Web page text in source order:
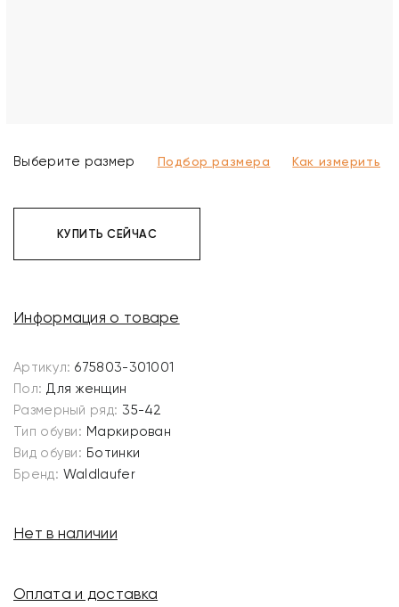
Выберите размер Подбор размера Как измерить
КУПИТЬ СЕЙЧАС
Информация о товаре
Артикул: 675803-301001
Пол: Для женщин
Размерный ряд: 35-42
Тип обуви: Маркирован
Вид обуви: Ботинки
Бренд: Waldlaufer
Нет в наличии
Оплата и доставка